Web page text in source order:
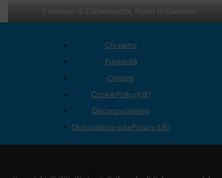
Il sindaco di Caltanissetta, Roberto Gambino
Chi siamo
Pubblicità
Contatti
Cookie Policy (UE)
Disconoscimento
Dichiarazione sulla Privacy (UE)